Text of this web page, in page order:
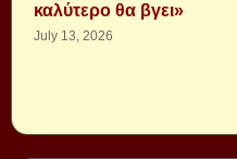
καλύτερο θα βγει»
July 13, 2026